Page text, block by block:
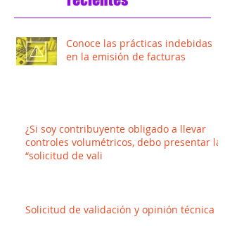
Conoce las prácticas indebidas
en la emisión de facturas
¿Si soy contribuyente obligado a llevar
controles volumétricos, debo presentar la
“solicitud de vali
Solicitud de validación y opinión técnica